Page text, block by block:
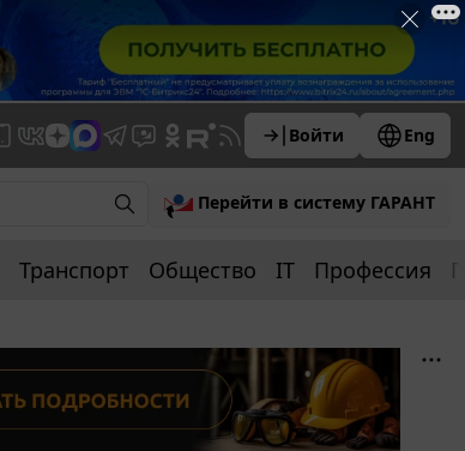
Войти Eng
Перейти в систему ГАРАНТ
Транспорт Общество IT Профессия